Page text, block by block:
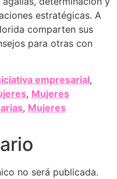
estratégicas. A
comparten sus
para otras con
empresarial,
, Mujeres
, Mujeres
no será publicada.